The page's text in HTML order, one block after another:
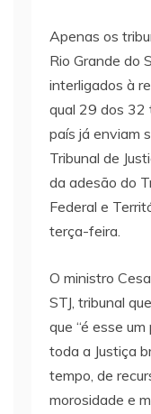
Apenas os
Rio Grande do
interligados à
qual 29 dos 32
país já enviam
Tribunal de
da adesão do
Federal e
terça-feira.
O ministro
STJ, tribunal
que “é esse
toda a Justiça
tempo, de
morosidade e